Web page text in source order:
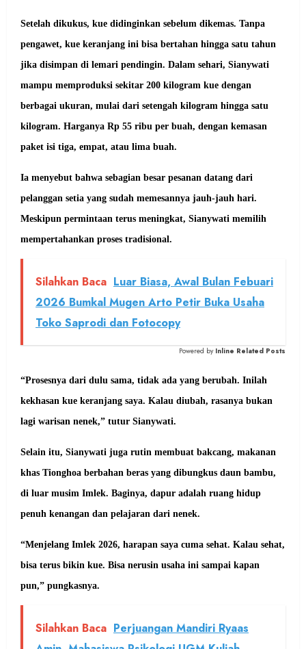
Setelah dikukus, kue didinginkan sebelum dikemas. Tanpa
pengawet, kue keranjang ini bisa bertahan hingga satu tahun
jika disimpan di lemari pendingin. Dalam sehari, Sianywati
mampu memproduksi sekitar 200 kilogram kue dengan
berbagai ukuran, mulai dari setengah kilogram hingga satu
kilogram. Harganya Rp 55 ribu per buah, dengan kemasan
paket isi tiga, empat, atau lima buah.
Ia menyebut bahwa sebagian besar pesanan datang dari
pelanggan setia yang sudah memesannya jauh-jauh hari.
Meskipun permintaan terus meningkat, Sianywati memilih
mempertahankan proses tradisional.
Silahkan Baca Luar Biasa, Awal Bulan Febuari
2026 Bumkal Mugen Arto Petir Buka Usaha
Toko Saprodi dan Fotocopy
Powered by Inline Related Posts
“Prosesnya dari dulu sama, tidak ada yang berubah. Inilah
kekhasan kue keranjang saya. Kalau diubah, rasanya bukan
lagi warisan nenek,” tutur Sianywati.
Selain itu, Sianywati juga rutin membuat bakcang, makanan
khas Tionghoa berbahan beras yang dibungkus daun bambu,
di luar musim Imlek. Baginya, dapur adalah ruang hidup
penuh kenangan dan pelajaran dari nenek.
“Menjelang Imlek 2026, harapan saya cuma sehat. Kalau sehat,
bisa terus bikin kue. Bisa nerusin usaha ini sampai kapan
pun,” pungkasnya.
Silahkan Baca Perjuangan Mandiri Ryaas